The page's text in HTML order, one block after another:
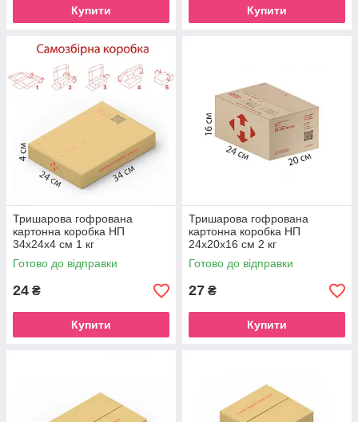
Купити Купити
Тришарова гофрована
картонна коробка НП
34х24х4 см 1 кг
Готово до відправки
24 ₴
Купити
Тришарова гофрована
картонна коробка НП
24х20х16 см 2 кг
Готово до відправки
27 ₴
Купити